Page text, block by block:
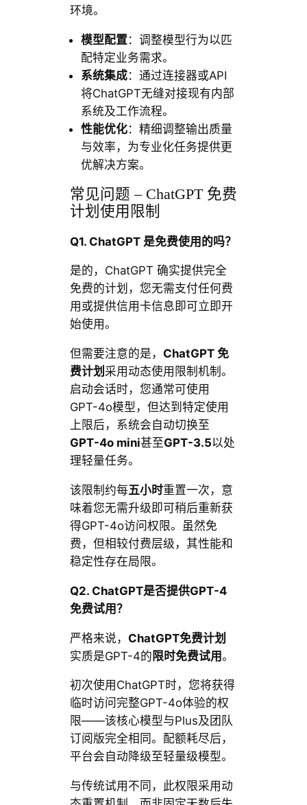
环境。
模型配置：调整模型行为以匹
配特定业务需求。
系统集成：通过连接器或API
将ChatGPT无缝对接现有内部
系统及工作流程。
性能优化：精细调整输出质量
与效率，为专业化任务提供更
优解决方案。
常见问题 – ChatGPT 免费
计划使用限制
Q1. ChatGPT 是免费使用的吗？
是的，ChatGPT 确实提供完全
免费的计划，您无需支付任何费
用或提供信用卡信息即可立即开
始使用。
但需要注意的是， ChatGPT 免
费计划 采用动态使用限制机制。
启动会话时，您通常可使用
GPT-4o模型，但达到特定使用
上限后，系统会自动切换至
GPT-4o mini甚至GPT-3.5以处
理轻量任务。
该限制约每五小时重置一次，意
味着您无需升级即可稍后重新获
得GPT-4o访问权限。虽然免
费，但相较付费层级，其性能和
稳定性存在局限。
Q2. ChatGPT是否提供GPT-4
免费试用？
严格来说， ChatGPT免费计划
实质是GPT-4的 限时免费试用。
初次使用ChatGPT时，您将获得
临时访问完整GPT-4o体验的权
限——该核心模型与Plus及团队
订阅版完全相同。配额耗尽后，
平台会自动降级至轻量级模型。
与传统试用不同，此权限采用动